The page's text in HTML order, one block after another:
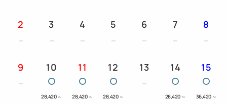
2 3 4 5 6 7 8
9 10
28,420 ～
11
28,420 ～
12
28,420 ～
13 14
28,420 ～
15
36,420 ～